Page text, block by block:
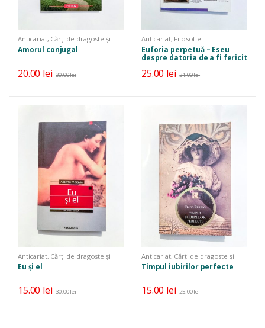
Anticariat, Cărți de dragoste și
erotice , Literatură , Literatură
universală
Amorul conjugal
20.00 lei 30.00lei
Anticariat, Filosofie
Euforia perpetuă – Eseu
despre datoria de a fi fericit
25.00 lei 31.00lei
Anticariat, Cărți de dragoste și
erotice, Literatură Literatură
universală
Eu și el
15.00 lei 30.00lei
Anticariat, Cărți de dragoste și
erotice , Literatură Literatură
universală
Timpul iubirilor perfecte
15.00 lei 25.00lei